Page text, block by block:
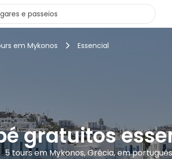
em Mykonos Essencial
gratuitos
5 tours em Mykonos, Grécia, em